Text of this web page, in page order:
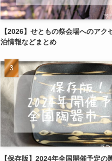
【2026】せともの祭会場へのアク
泊情報などまとめ
【保存版】2024年全国開催予定の